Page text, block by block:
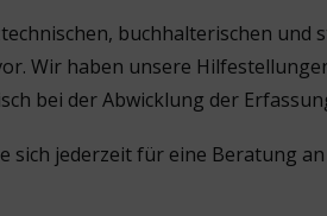
buchhalterischen
Wir haben unsere
bei der Abwicklung der
sich jederzeit für eine Beratung